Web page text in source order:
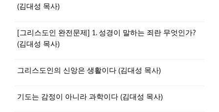
(김대성 목사)
[그리스도인 완전문제] 1. 성경이 말하는 죄란 무엇인가?
(김대성 목사)
그리스도인의 신앙은 생활이다 (김대성 목사)
기도는 감정이 아니라 과학이다 (김대성 목사)